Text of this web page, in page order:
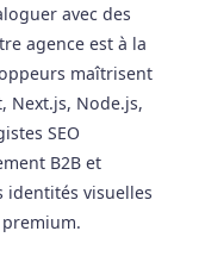
avec des
agence est à la
maîtrisent
Next.js, Node.js,
SEO
B2B et
identités visuelles